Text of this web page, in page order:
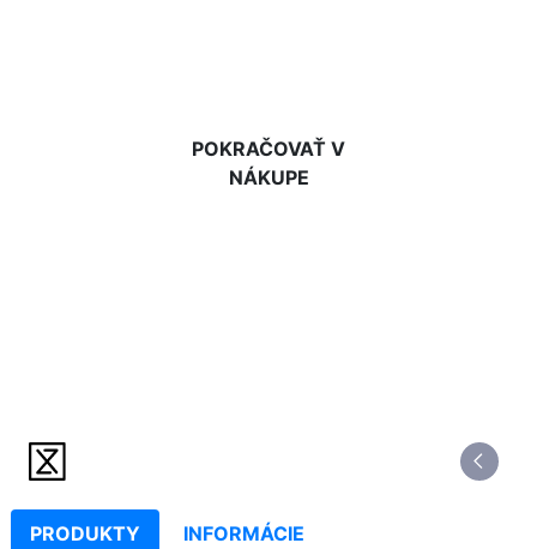
POKRAČOVAŤ V
NÁKUPE
PRODUKTY INFORMÁCIE